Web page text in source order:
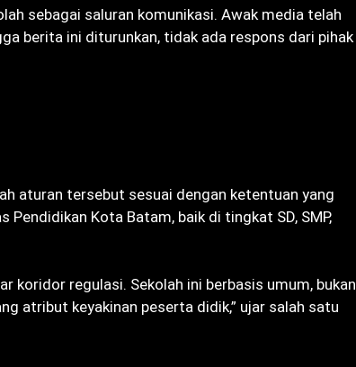
sebagai saluran komunikasi. Awak media telah
berita ini diturunkan, tidak ada respons dari pihak
aturan tersebut sesuai dengan ketentuan yang
Kota Batam, baik di tingkat SD, SMP,
koridor regulasi. Sekolah ini berbasis umum, bukan
atribut keyakinan peserta didik,” ujar salah satu